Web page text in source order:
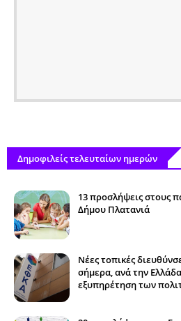
Δημοφιλείς τελευταίων ημερών
13 προσλήψεις στους
Δήμου Πλατανιά
Νέες τοπικές
σήμερα, ανά την
εξυπηρέτηση των